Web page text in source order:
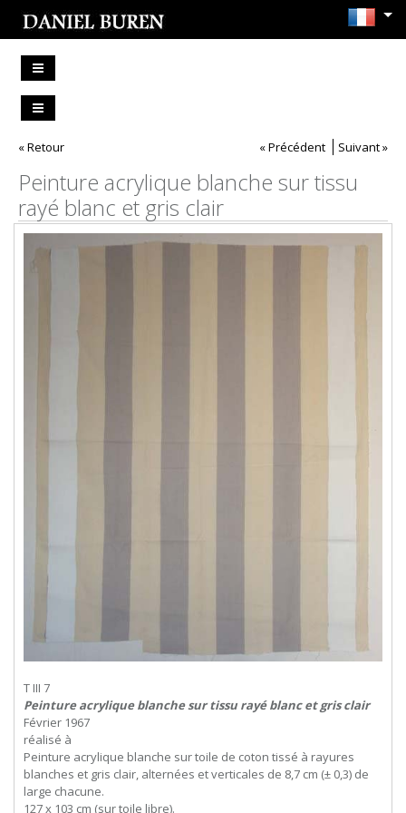
« Retour « Précédent Suivant »
Peinture acrylique blanche sur tissu
rayé blanc et gris clair
T III 7
Peinture acrylique blanche sur tissu rayé blanc et gris clair
Février 1967
réalisé à
Peinture acrylique blanche sur toile de coton tissé à rayures
blanches et gris clair, alternées et verticales de 8,7 cm (± 0,3) de
large chacune.
127 x 103 cm (sur toile libre).